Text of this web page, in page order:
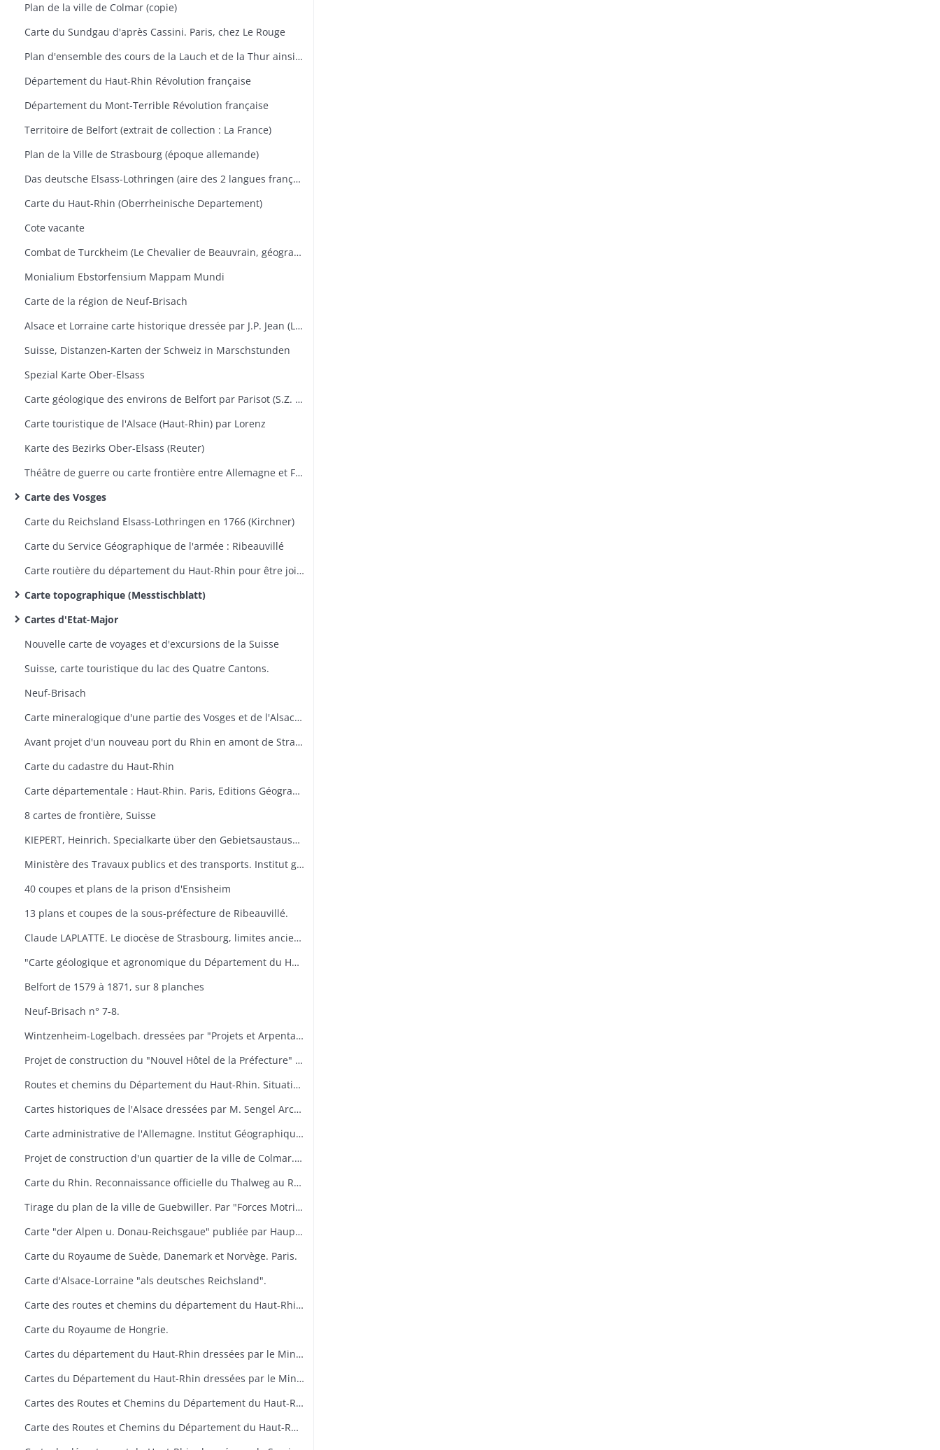
Plan de la ville de Colmar (copie)
Carte du Sundgau d'après Cassini. Paris, chez Le Rouge
Plan d'ensemble des cours de la Lauch et de la Thur ainsi que leurs dérivations
Département du Haut-Rhin Révolution française
Département du Mont-Terrible Révolution française
Territoire de Belfort (extrait de collection : La France)
Plan de la Ville de Strasbourg (époque allemande)
Das deutsche Elsass-Lothringen (aire des 2 langues française et allemande et aire des noms de famille à consonnance allemande et française)
Carte du Haut-Rhin (Oberrheinische Departement)
Cote vacante
Combat de Turckheim (Le Chevalier de Beauvrain, géographie ordinaire du Roi)
Monialium Ebstorfensium Mappam Mundi
Carte de la région de Neuf-Brisach
Alsace et Lorraine carte historique dressée par J.P. Jean (Lieutenant)
Suisse, Distanzen-Karten der Schweiz in Marschstunden
Spezial Karte Ober-Elsass
Carte géologique des environs de Belfort par Parisot (S.Z. Montbéliard)
Carte touristique de l'Alsace (Haut-Rhin) par Lorenz
Karte des Bezirks Ober-Elsass (Reuter)
Théâtre de guerre ou carte frontière entre Allemagne et France (Vienne et Mayence)
Carte des Vosges
Carte du Reichsland Elsass-Lothringen en 1766 (Kirchner)
Carte du Service Géographique de l'armée : Ribeauvillé
Carte routière du département du Haut-Rhin pour être jointe au projet d'une route à ouvrir entre Saint-Maurice et Sewen
Carte topographique (Messtischblatt)
Cartes d'Etat-Major
Nouvelle carte de voyages et d'excursions de la Suisse
Suisse, carte touristique du lac des Quatre Cantons.
Neuf-Brisach
Carte mineralogique d'une partie des Vosges et de l'Alsace (Thann-Guebwiller, Colmar, Neuf-Brisach)
Avant projet d'un nouveau port du Rhin en amont de Strasbourg
Carte du cadastre du Haut-Rhin
Carte départementale : Haut-Rhin. Paris, Editions Géographiques André Lesot.
8 cartes de frontière, Suisse
KIEPERT, Heinrich. Specialkarte über den Gebietsaustausch an der deutsch-französischen. Grenze nach dem Friedensvertrag von Frankfurt. Berlin, Reuier.
Ministère des Travaux publics et des transports. Institut géographique national. Cartes de Huningue n° 1 et 5.
40 coupes et plans de la prison d'Ensisheim
13 plans et coupes de la sous-préfecture de Ribeauvillé.
Claude LAPLATTE. Le diocèse de Strasbourg, limites anciennes, limites actuelles. Strasbourg
"Carte géologique et agronomique du Département du Haut-Rhin"
Belfort de 1579 à 1871, sur 8 planches
Neuf-Brisach n° 7-8.
Wintzenheim-Logelbach. dressées par "Projets et Arpentages". Albert Klein​
Projet de construction du "Nouvel Hôtel de la Préfecture" à Colmar. dressées par l'architecte du Département.
Routes et chemins du Département du Haut-Rhin. Situation en 1957. Dressées par "Ponts et Chaussées"
Cartes historiques de l'Alsace dressées par M. Sengel Archives Départementales.
Carte administrative de l'Allemagne. Institut Géographique National
Projet de construction d'un quartier de la ville de Colmar. Dressé par l'architecte municipal
Carte du Rhin. Reconnaissance officielle du Thalweg au Rhin (Limite entre Nance et Bade). Service des Travaux du Rhin
Tirage du plan de la ville de Guebwiller. Par "Forces Motrices du haut-Rhin" secteur de Guebwiller
Carte "der Alpen u. Donau-Reichsgaue" publiée par Hauptvermessungsabteilung XIV im Wien.
Carte du Royaume de Suède, Danemark et Norvège. Paris.
Carte d'Alsace-Lorraine "als deutsches Reichsland".
Carte des routes et chemins du département du Haut-Rhin. Ponts et Chaussées. Situation en 1947.
Carte du Royaume de Hongrie.
Cartes du département du Haut-Rhin dressées par le Ministère de la Reconstruction et de l'Urbanisme
Cartes du Département du Haut-Rhin dressées par le Ministère de la Reconstruction et de l'Urbanisme
Cartes des Routes et Chemins du Département du Haut-Rhin. Situation en 1955 et 1957. Ponts et Chaussées
Carte des Routes et Chemins du Département du Haut-Rhin. Situation en 1955 et 1957. Ponts et Chaussées